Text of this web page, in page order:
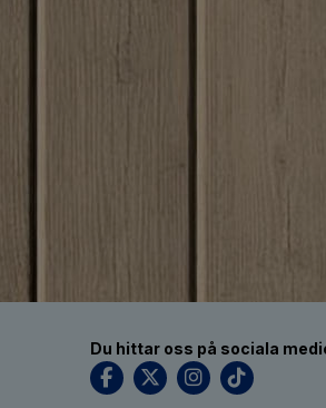
Du hittar oss på sociala